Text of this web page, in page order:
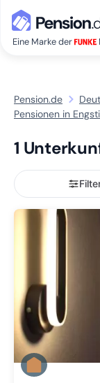
Eine Marke der
Pension.de
Pensionen in
1